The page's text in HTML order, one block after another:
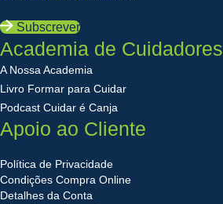
Subscrever
Academia de Cuidadores
A Nossa Academia
Livro Formar para Cuidar
Podcast Cuidar é Canja
Apoio ao Cliente
Política de Privacidade
Condições Compra Online
Detalhes da Conta